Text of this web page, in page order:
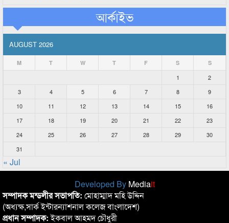
আর্কাইভ
AUGUST 2026
M T W T F S S
1
2
3
4 5 6 7 8
9
10
11 12 13 14 15
16
17
18 19 20 21 22
23
24
25 26 27 28 29
30
31
« Jul
Developed By Mediait
সম্পাদক মন্ডলীর সভাপতি: মোহাম্মাদ মহি উদ্দিন
(অধ্যক্ষ,সার্ক ইন্টারন্যাশনাল কলেজ বাংলাদেশ)
প্রধান সম্পাদক:ইকবাল আহমদ চৌধুরী